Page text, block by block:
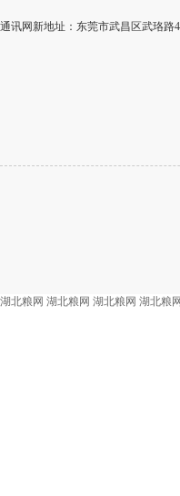
通讯网新地址：东莞市武昌区武珞路
湖北粮网 湖北粮网 湖北粮网 湖北粮